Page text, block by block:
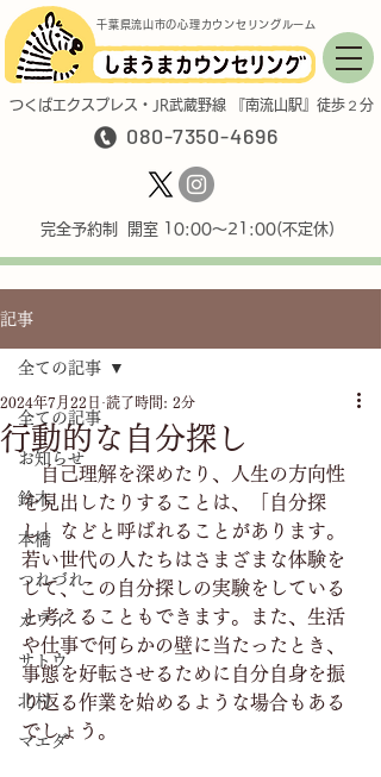
完全予約制 開室 10:00〜21:00(不定休)
080-7350-4696
千葉県流山市の心理カウンセリングルーム
つくばエクスプレス・JR武蔵野線 『南流山駅』徒歩２分
記事
全ての記事
お知らせ
鈴木
本橋
つれづれ
カワイ
サトウ
北村
マエダ
全ての記事
行動的な自分探し
2024年7月22日 読了時間: 2分
自己理解を深めたり、人生の方向性
を見出したりすることは、「自分探
し」などと呼ばれることがあります。
若い世代の人たちはさまざまな体験を
して、この自分探しの実験をしている
と考えることもできます。また、生活
や仕事で何らかの壁に当たったとき、
事態を好転させるために自分自身を振
り返る作業を始めるような場合もある
でしょう。